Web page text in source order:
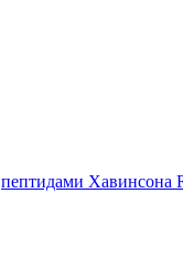
пептидами Хавинсона